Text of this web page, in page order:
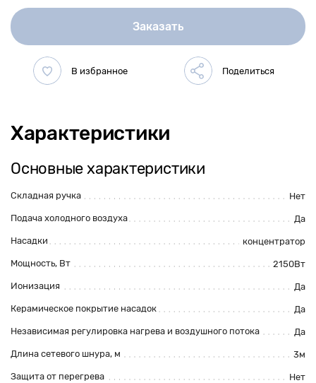
Заказать
Характеристики
Основные характеристики
Складная ручка Нет
Подача холодного воздуха Да
Насадки концентратор
Мощность, Вт 2150Вт
Ионизация Да
Керамическое покрытие насадок Да
Независимая регулировка нагрева и воздушного потока Да
Длина сетевого шнура, м 3м
Защита от перегрева Нет